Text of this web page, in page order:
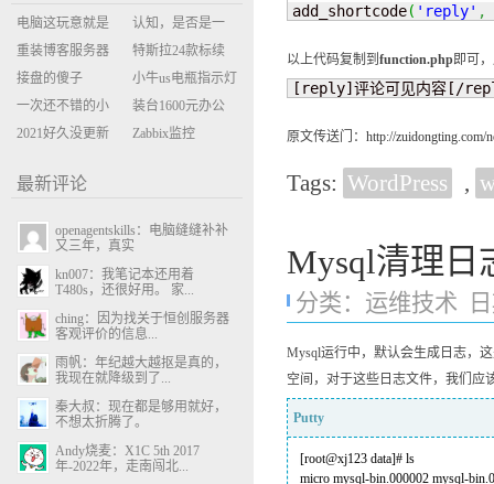
add_shortcode( 'reply' ,
以上代码复制到 function.php即可
[reply]评论可见内容[/
原文传送门： http://zuidongting.com/
Tags: WordPress ,
Mysql清理日
分类： 运维技术
Mysql运行中，默认会生成日志，
空间，对于这些日志文件，我们应
Putty
[root@xj123 data]# ls
micro mysql-bin.000002 mysql-
电脑这玩意就是
缝缝补补的事
认知，是否是一
座大山？当架构
决策变成配置清
单比价
重装博客服务器
环境
特斯拉24款标续
Model Y 2万公里
使用体验
接盘的傻子
小牛us电瓶指示灯
闪三次不上电
一次还不错的小
米售后体验
装台1600元办公
主机
2021好久没更新
Zabbix监控
最新评论
openagentskills：电脑缝缝补补
又三年，真实
kn007：我笔记本还用着
T480s，还很好用。 家...
ching：因为找关于恒创服务器
客观评价的信息...
雨帆：年纪越大越抠是真的，
我现在就降级到了...
秦大叔：现在都是够用就好，
不想太折腾了。
Andy烧麦：X1C 5th 2017
年-2022年，走南闯北...